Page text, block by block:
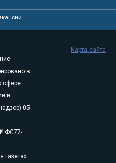
в
сфере
и
05
ФС77-
газета»
Карта сайта